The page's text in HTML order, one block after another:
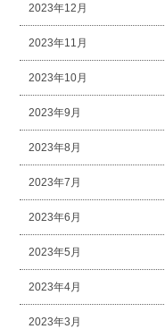
2023年12月
2023年11月
2023年10月
2023年9月
2023年8月
2023年7月
2023年6月
2023年5月
2023年4月
2023年3月